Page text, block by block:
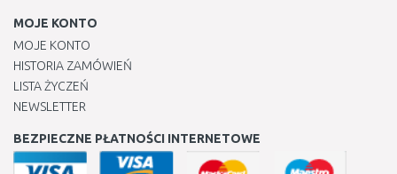
MOJE KONTO
MOJE KONTO
HISTORIA ZAMÓWIEŃ
LISTA ŻYCZEŃ
NEWSLETTER
BEZPIECZNE PŁATNOŚCI INTERNETOWE